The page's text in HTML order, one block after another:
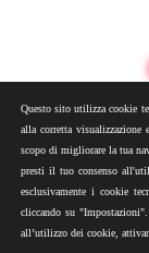
©ScelgoZero all
Questo sito utilizza cookie
alla corretta
scopo di migliorare la tua
presti il tuo consenso
esclusivamente i cookie
cliccando su
all’utilizzo dei cookie,